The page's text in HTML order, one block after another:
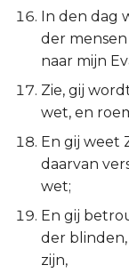
Jona
Micha
Nahum
Hábakuk
Zefánja
Haggaï
In den dag
der
naar mijn
Zie, gij
wet, en
En gij weet
daarvan
wet;
En gij
der
zijn,